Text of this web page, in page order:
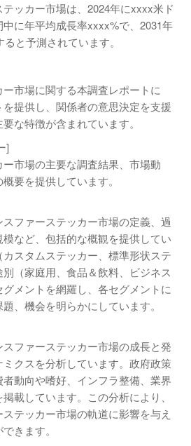
ッカー市場は、2024年にxxxx米ド
に年平均成長率xxxx%で、2031年
と予測されています。
市場に関する本調査レポートに
提供し、関係者の意思決定を支援
な特徴が含まれています。
]
ー市場の主要な調査結果、市場動
要を提供しています。
ファーステッカー市場の定義、過
など、包括的な概観を提供してい
スタムステッカー、標準形状ステ
（家庭用、食品＆飲料、ビジネス
メントを網羅し、各セグメントに
、機会を明らかにしています。
ファーステッカー市場の成長と発
クスを分析しています。政府政策
動向や嗜好、インフラ整備、業界
載しています。この分析により、
テッカー市場の軌道に影響を与え
きます。